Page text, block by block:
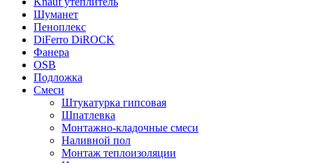
Шуманет
Пеноплекс
DiFerro DiROCK
Фанера
OSB
Подложка
Смеси
Штукатурка гипсовая
Шпатлевка
Монтажно-кладочные смеси
Наливной пол
Монтаж теплоизоляции